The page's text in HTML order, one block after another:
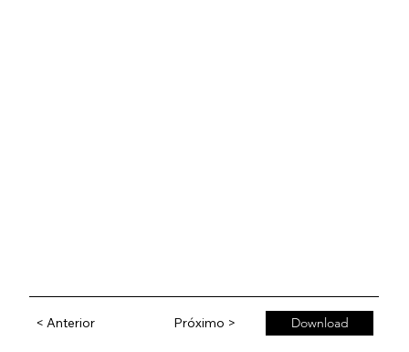
< Anterior Próximo > Download